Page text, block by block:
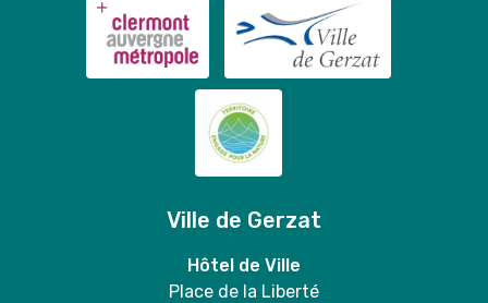
Ville de Gerzat
Hôtel de Ville
Place de la Liberté